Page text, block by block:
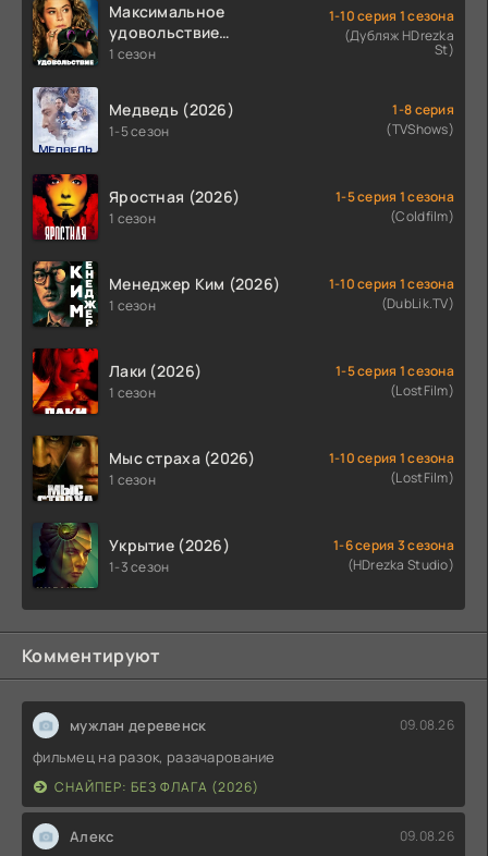
Максимальное
удовольствие
гарантировано (2026)
1 сезон
1-10 серия 1 сезона
(Дубляж HDrezka
St)
Медведь (2026)
1-5 сезон
1-8 серия
(TVShows)
Яростная (2026)
1 сезон
1-5 серия 1 сезона
(Coldfilm)
Менеджер Ким (2026)
1 сезон
1-10 серия 1 сезона
(DubLik.TV)
Лаки (2026)
1 сезон
1-5 серия 1 сезона
(LostFilm)
Мыс страха (2026)
1 сезон
1-10 серия 1 сезона
(LostFilm)
Укрытие (2026)
1-3 сезон
1-6 серия 3 сезона
(HDrezka Studio)
Комментируют
мужлан деревенск 09.08.26
фильмец на разок, разачарование
СНАЙПЕР: БЕЗ ФЛАГА (2026)
Алекс 09.08.26